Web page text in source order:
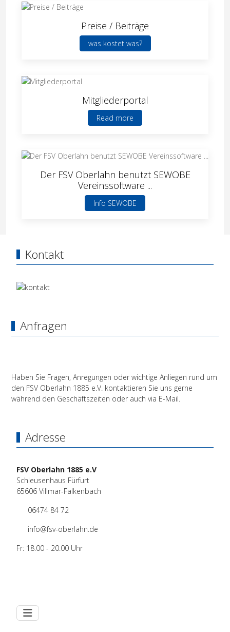
Preise / Beiträge
was kostet was?
Mitgliederportal
Read more
Der FSV Oberlahn benutzt SEWOBE
Vereinssoftware ...
Info SEWOBE
Kontakt
Anfragen
Haben Sie Fragen, Anregungen oder wichtige Anliegen rund um
den FSV Oberlahn 1885 e.V. kontaktieren Sie uns gerne
während den Geschäftszeiten oder auch via E-Mail.
Adresse
FSV Oberlahn 1885 e.V
Schleusenhaus Fürfurt
65606 Villmar-Falkenbach
06474 84 72
info@fsv-oberlahn.de
Fr: 18.00 - 20.00 Uhr